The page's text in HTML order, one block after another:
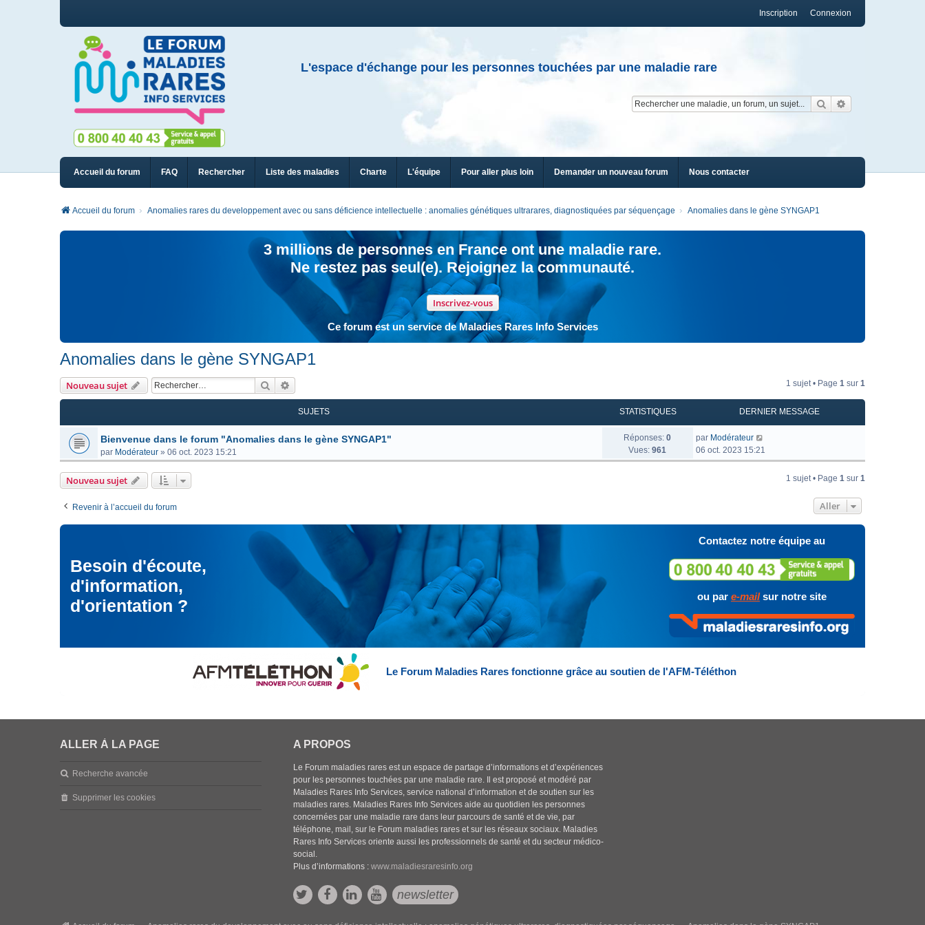
Connexion
Inscription
L'espace d'échange pour les personnes touchées par une maladie rare
Rechercher
Accueil du forum FAQ Rechercher Liste des maladies Charte L'équipe Pour aller plus loin Demander un nouveau forum Nous contacter
Accueil du forum Anomalies rares du developpement avec ou sans déficience intellectuelle : anomalies génétiques ultrarares, diagnostiquées par séquençage Anomalies dans le gène SYNGAP1
3 millions de personnes en France ont une maladie rare.
Ne restez pas seul(e). Rejoignez la communauté.
Inscrivez-vous
Ce forum est un service de Maladies Rares Info Services
Anomalies dans le gène SYNGAP1
Nouveau sujet Rechercher 1 sujet • Page 1 sur 1
SUJETS STATISTIQUES DERNIER MESSAGE
Bienvenue dans le forum "Anomalies dans le gène SYNGAP1"
par Modérateur » 06 oct. 2023 15:21
Réponses: 0
Vues: 961
par Modérateur
06 oct. 2023 15:21
Nouveau sujet 1 sujet • Page 1 sur 1
Revenir à l’accueil du forum Aller
Besoin d'écoute,
d'information,
d'orientation ?
Contactez notre équipe au
ou par e-mailsur notre site
Le Forum Maladies Rares fonctionne grâce au soutien de l'AFM-Téléthon
ALLER À LA PAGE
Recherche avancée
Supprimer les cookies
A PROPOS
Le Forum maladies rares est un espace de partage d’informations et d’expériences
pour les personnes touchées par une maladie rare. Il est proposé et modéré par
Maladies Rares Info Services, service national d’information et de soutien sur les
maladies rares. Maladies Rares Info Services aide au quotidien les personnes
concernées par une maladie rare dans leur parcours de santé et de vie, par
téléphone, mail, sur le Forum maladies rares et sur les réseaux sociaux. Maladies
Rares Info Services oriente aussi les professionnels de santé et du secteur médico-
social.
Plus d’informations :www.maladiesraresinfo.org
newsletter